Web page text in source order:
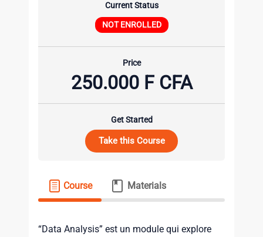
Current Status
NOT ENROLLED
Price
250.000 F CFA
Get Started
Take this Course
Course Materials
“Data Analysis” est un module qui explore